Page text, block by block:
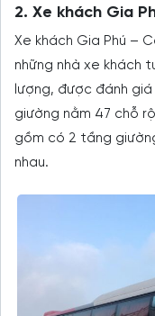
2. Xe khách Gia
Xe khách Gia Phú –
những nhà xe khách
lượng, được đánh
giường nằm 47 chỗ
gồm có 2 tầng
nhau.